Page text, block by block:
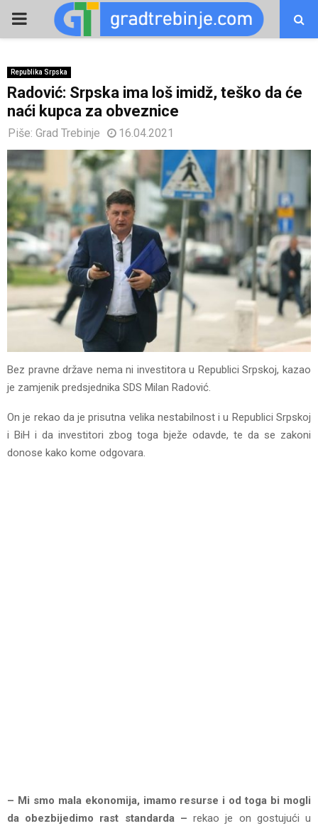
PRIMARY
Republika Srpska
Radović: Srpska ima loš imidž, teško da će
naći kupca za obveznice
Piše: Grad Trebinje 16.04.2021
Bez pravne države nema ni investitora u Republici Srpskoj, kazao
je zamjenik predsjednika SDS Milan Radović.
On je rekao da je prisutna velika nestabilnost i u Republici Srpskoj
i BiH i da investitori zbog toga bježe odavde, te da se zakoni
donose kako kome odgovara.
– Mi smo mala ekonomija, imamo resurse i od toga bi mogli
da obezbijedimo rast standarda – rekao je on gostujući u